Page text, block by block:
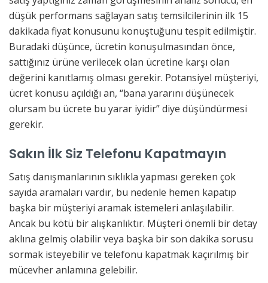
düşük performans sağlayan satış temsilcilerinin ilk 15
dakikada fiyat konusunu konuştuğunu tespit edilmiştir.
Buradaki düşünce, ücretin konuşulmasından önce,
sattığınız ürüne verilecek olan ücretine karşı olan
değerini kanıtlamış olması gerekir. Potansiyel müşteriyi,
ücret konusu açıldığı an, “bana yararını düşünecek
olursam bu ücrete bu yarar iyidir” diye düşündürmesi
gerekir.
Sakın İlk Siz Telefonu Kapatmayın
Satış danışmanlarının sıklıkla yapması gereken çok
sayıda aramaları vardır, bu nedenle hemen kapatıp
başka bir müşteriyi aramak istemeleri anlaşılabilir.
Ancak bu kötü bir alışkanlıktır. Müşteri önemli bir detay
aklına gelmiş olabilir veya başka bir son dakika sorusu
sormak isteyebilir ve telefonu kapatmak kaçırılmış bir
mücevher anlamına gelebilir.